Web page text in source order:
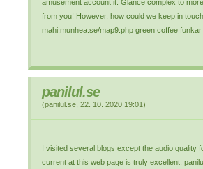
amusement account it. Glance complex to
from you! However, how could we keep in
mahi.munhea.se/map9.php green coffee funkar
panilul.se
(panilul.se 22. 10. 2020 19:01)
I visited several blogs except the audio quality
current at this web page is truly excellent.